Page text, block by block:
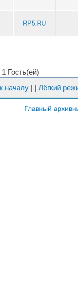
RP5.RU
Гость(ей)
началу | | Лёгкий
Главный